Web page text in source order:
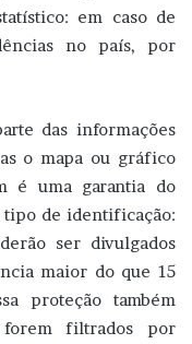
em caso de
no país, por
das informações
o mapa ou gráfico
é uma garantia do
tipo de identificação:
ser divulgados
maior do que 15
proteção também
forem filtrados por